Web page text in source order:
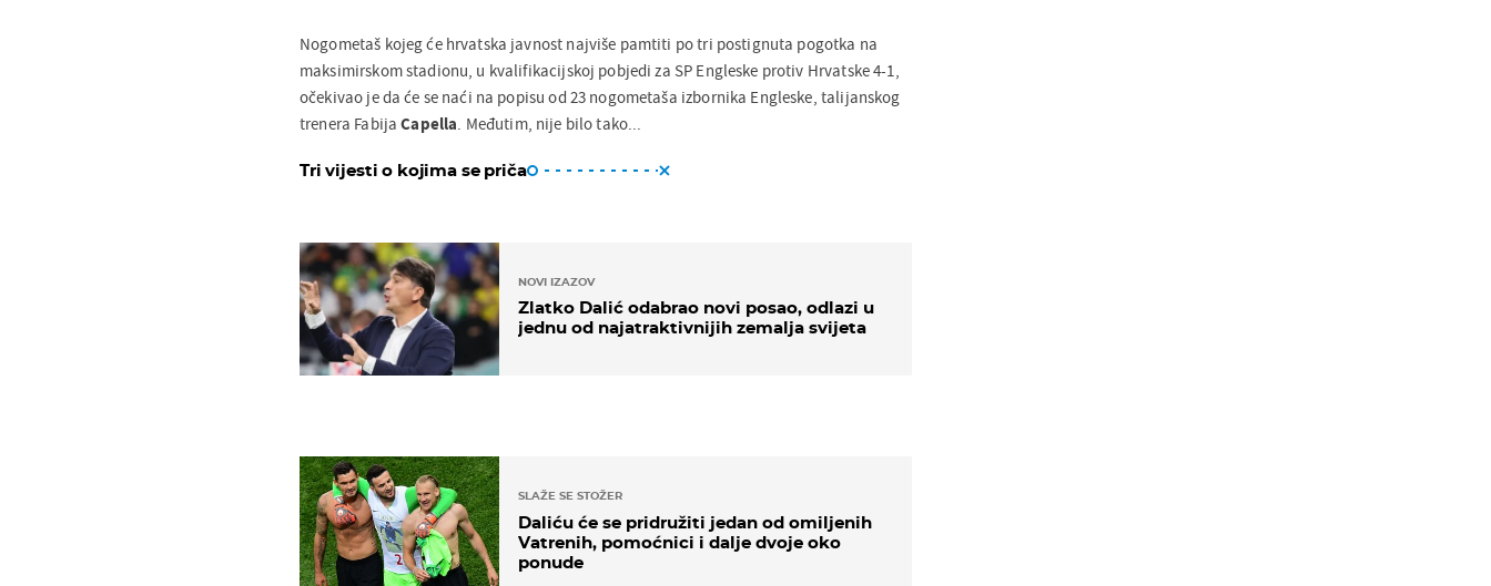
Nogometaš kojeg će hrvatska javnost najviše pamtiti po tri postignuta pogotka na
maksimirskom stadionu, u kvalifikacijskoj pobjedi za SP Engleske protiv Hrvatske 4-1,
očekivao je da će se naći na popisu od 23 nogometaša izbornika Engleske, talijanskog
trenera FabijaCapella. Međutim, nije bilo tako...
Tri vijesti o kojima se priča
NOVI IZAZOV
Zlatko Dalić odabrao novi posao, odlazi u
jednu od najatraktivnijih zemalja svijeta
SLAŽE SE STOŽER
Daliću će se pridružiti jedan od omiljenih
Vatrenih, pomoćnici i dalje dvoje oko
ponude